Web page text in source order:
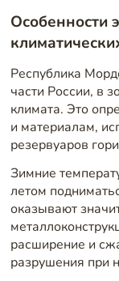
Особенности
Республика
части России, в
климата. Это
и материалам,
резервуаров
Зимние
летом
оказывают
расширение и
разрушения при